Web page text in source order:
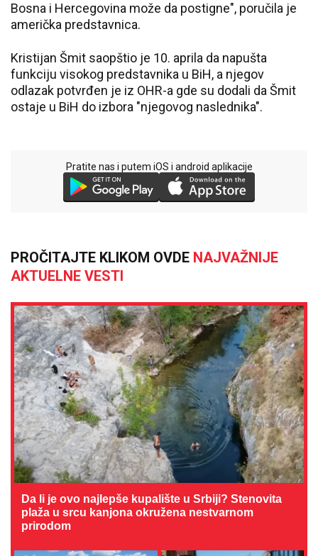
Bosna i Hercegovina može da postigne", poručila je
američka predstavnica.
Kristijan Šmit saopštio je 10. aprila da napušta
funkciju visokog predstavnika u BiH, a njegov
odlazak potvrđen je iz OHR-a gde su dodali da Šmit
ostaje u BiH do izbora "njegovog naslednika".
Pratite nas i putem iOS i android aplikacije
PROČITAJTE KLIKOM OVDE NAJVAŽNIJE
AKTUELNE VESTI
Da li je ovo najlepše kupalište u Srbiji? Stenovita
plaža u srcu kanjona okružena nestvarnom
prirodom